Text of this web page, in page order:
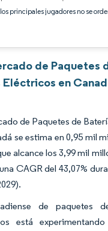
principales jugadores no se
de Paquetes
Eléctricos en
de Paquetes de
se estima en 0,95 mil
alcance los 3,99 mil
CAGR del 43,07%
de paquetes
está